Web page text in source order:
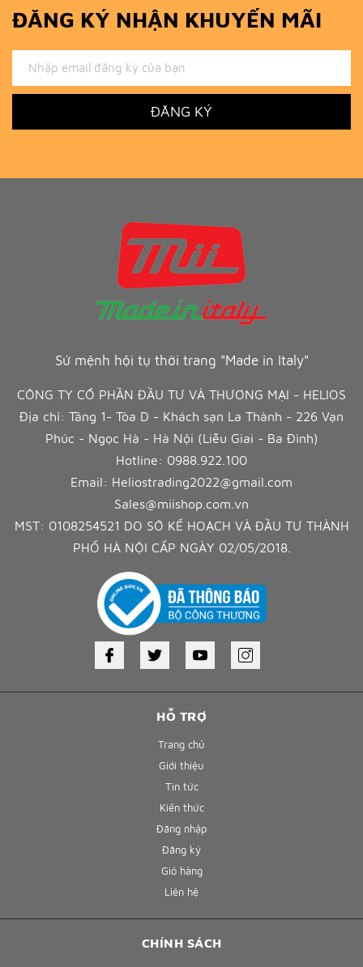
ĐĂNG KÝ NHẬN KHUYẾN MÃI
ĐĂNG KÝ
HỖ TRỢ
Trang chủ
Giới thiệu
Tin tức
Kiến thức
Đăng nhập
Đăng ký
Giỏ hàng
Liên hệ
Sứ mệnh hội tụ thời trang "Made in Italy"
CÔNG TY CỔ PHẦN ĐẦU TƯ VÀ THƯƠNG MẠI - HELIOS
Địa chỉ: Tầng 1- Tòa D - Khách sạn La Thành - 226 Vạn
Phúc - Ngọc Hà - Hà Nội (Liễu Giai - Ba Đình)
Hotline: 0988.922.100
Email: Heliostrading2022@gmail.com
Sales@miishop.com.vn
MST: 0108254521 DO SỞ KẾ HOẠCH VÀ ĐẦU TƯ THÀNH
PHỐ HÀ NỘI CẤP NGÀY 02/05/2018.
CHÍNH SÁCH